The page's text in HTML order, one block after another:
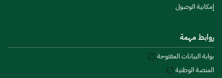
إمكانية الوصول
روابط مهمة
بوابة البيانات المفتوحة
المنصة الوطنية